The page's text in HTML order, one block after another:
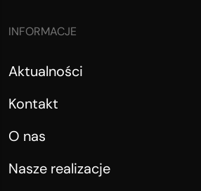
INFORMACJE
Aktualności
Kontakt
O nas
Nasze realizacje